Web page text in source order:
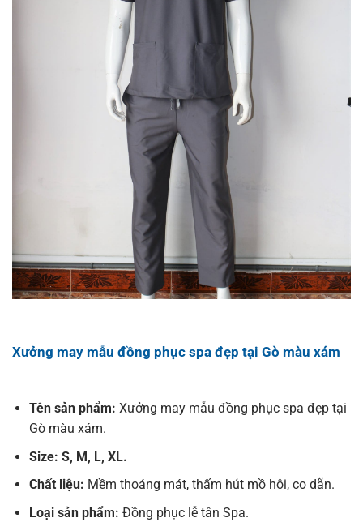
Xưởng may mẫu đồng phục spa đẹp tại Gò màu xám
Tên sản phẩm: Xưởng may mẫu đồng phục spa đẹp tại
Gò màu xám.
Size: S, M, L, XL.
Chất liệu: Mềm thoáng mát, thấm hút mồ hôi, co dãn.
Loại sản phẩm: Đồng phục lễ tân Spa.